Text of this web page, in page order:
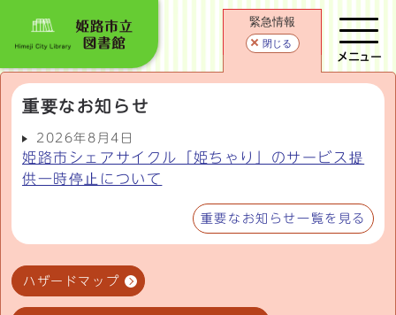
緊急情報
閉じる
重要なお知らせ
2026年8月4日
姫路市シェアサイクル「姫ちゃり」のサービス提
供一時停止について
重要なお知らせ一覧を見る
ハザードマップ
メニュー